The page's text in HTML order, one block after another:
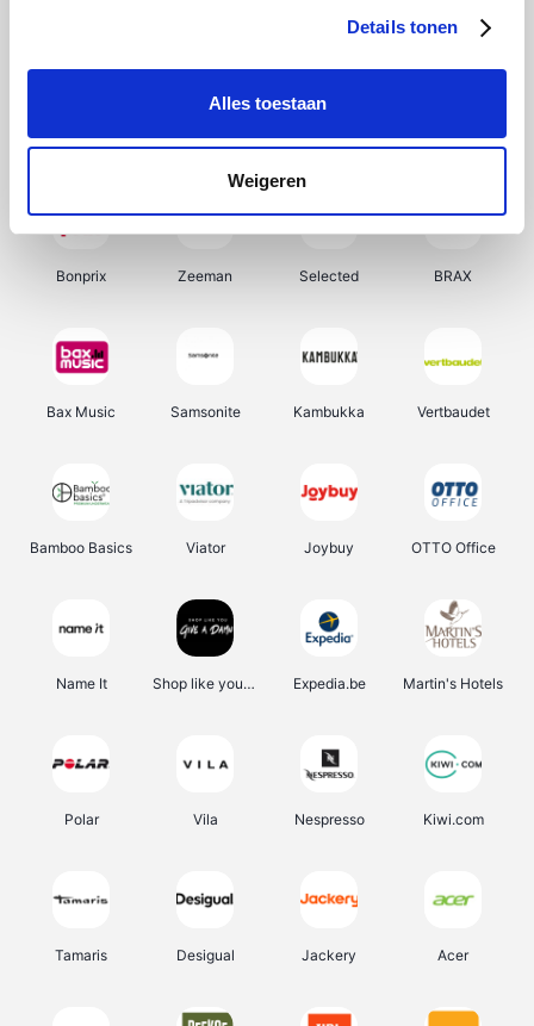
Details tonen
Alles toestaan
Weigeren
My Jewellery Tennis Point Samsung Delonghi
Bonprix Zeeman Selected BRAX
Bax Music Samsonite Kambukka Vertbaudet
Bamboo Basics Viator Joybuy OTTO Office
Name It Shop like you Give A Damn Expedia.be Martin's Hotels
Polar Vila Nespresso Kiwi.com
Tamaris Desigual Jackery Acer